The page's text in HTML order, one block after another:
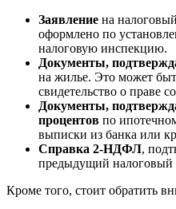
Заявление на
оформлено по
налоговую инспекцию.
Документы,
на жилье. Это может
свидетельство о праве
Документы,
процентов по
выписки из банка или
Справка 2-НДФЛ,
предыдущий налоговый
Кроме того, стоит обратить